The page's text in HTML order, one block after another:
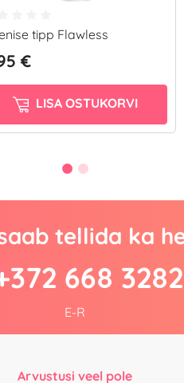
tipp Flawless
€
LISA OSTUKORVI
tellida ka
668 3282
E-R
Arvustusi veel pole